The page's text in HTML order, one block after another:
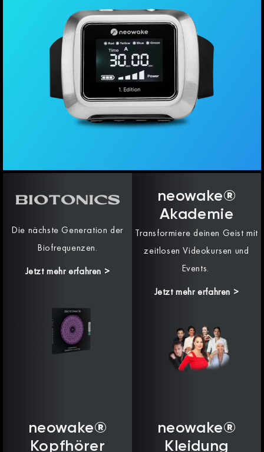
Die nächste Generation der
Biofrequenzen.
Jetzt mehr erfahren >
neowake®
Akademie
Transformiere deinen Geist mit
zeitlosen Videokursen und
Events.
Jetzt mehr erfahren >
neowake®
Kopfhörer
neowake®
Kleidung